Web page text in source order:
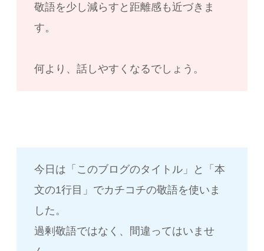
敬語を少し減らすと距離感も近づきま
す。
何より、話しやすくなるでしょう。
今日は「このブログのタイトル」と「本
文の1行目」でカチコチの敬語を使いま
した。
過剰敬語ではなく、間違ってはいませ